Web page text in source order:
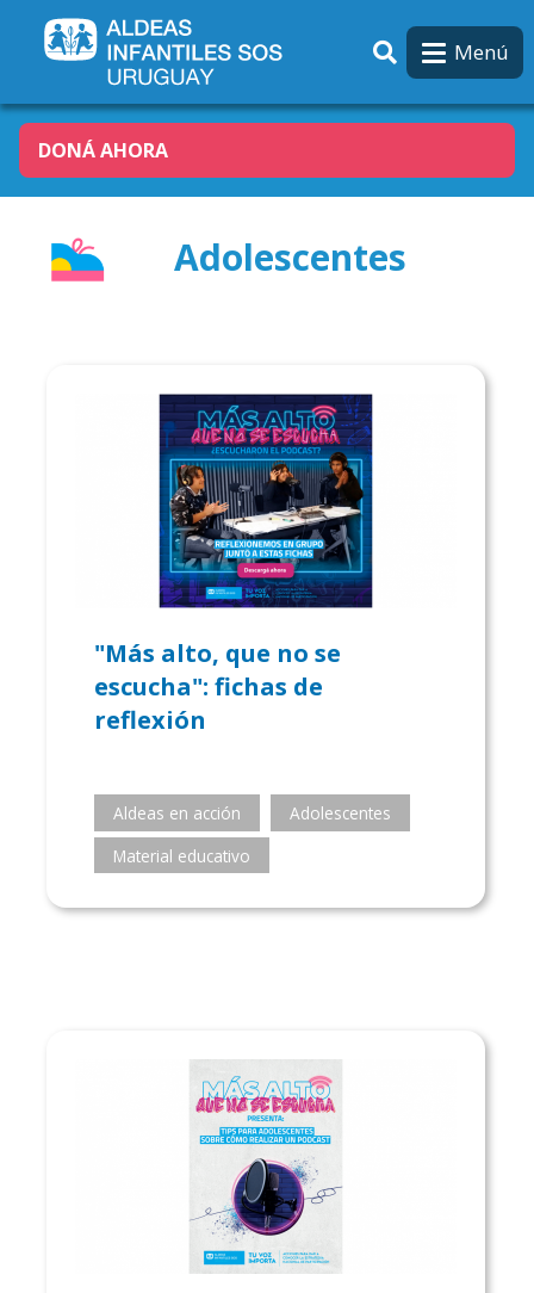
Menú
DONÁ AHORA
Adolescentes
"Más alto, que no se
escucha": fichas de
reflexión
Aldeas en acción
Adolescentes
Material educativo